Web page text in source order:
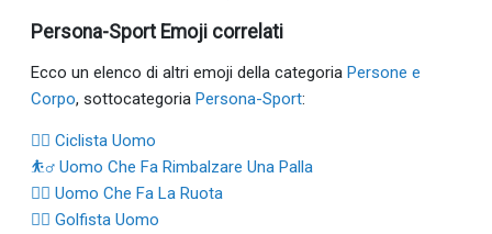
Persona-Sport Emoji correlati
Ecco un elenco di altri emoji della categoria Persone e
Corpo, sottocategoria Persona-Sport:
🚴‍♂️ Ciclista Uomo
⛹️‍♂️ Uomo Che Fa Rimbalzare Una Palla
🤸‍♂️ Uomo Che Fa La Ruota
🏌️‍♂️ Golfista Uomo